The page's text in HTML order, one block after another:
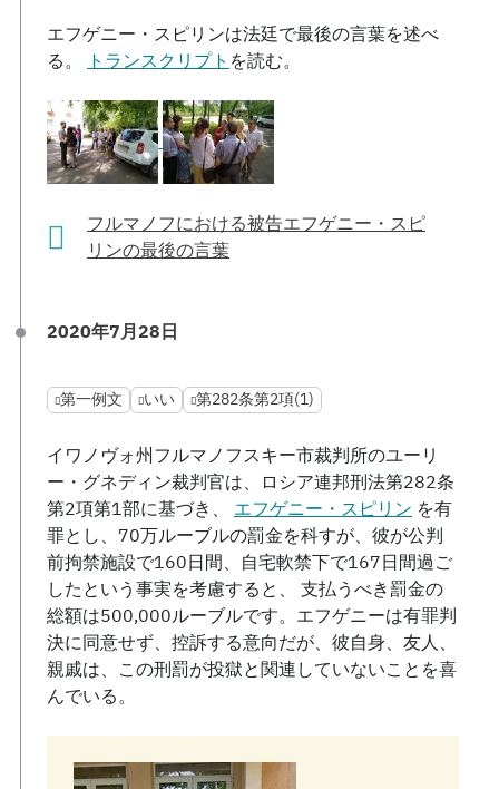
エフゲニー・スピリンは法廷で最後の言葉を述べ
る。
トランスクリプト を読む。
フルマノフにおける被告エフゲニー・スピ
リンの最後の言葉
2020年7月28日
第一例文 いい 第282条第2項(1)
イワノヴォ州フルマノフスキー市裁判所のユーリ
ー・グネディン裁判官は、ロシア連邦刑法第282条
第2項第1部に基づき、 エフゲニー・スピリン を有
罪とし、70万ルーブルの罰金を科すが、彼が公判
前拘禁施設で160日間、自宅軟禁下で167日間過ご
したという事実を考慮すると、 支払うべき罰金の
総額は500,000ルーブルです。エフゲニーは有罪判
決に同意せず、控訴する意向だが、彼自身、友人、
親戚は、この刑罰が投獄と関連していないことを喜
んでいる。